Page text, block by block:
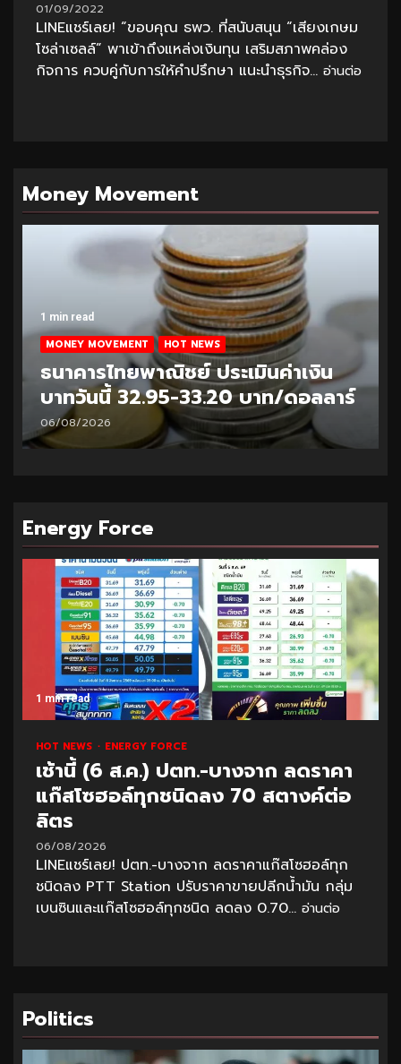
01/09/2022
LINEแชร์เลย! “ขอบคุณ ธพว. ที่สนับสนุน “เสียงเกษม
โซล่าเซลล์” พาเข้าถึงแหล่งเงินทุน เสริมสภาพคล่อง
กิจการ ควบคู่กับการให้คำปรึกษา แนะนำธุรกิจ... อ่านต่อ
Money Movement
1 min read
MONEY MOVEMENT HOT NEWS
ธนาคารไทยพาณิชย์ ประเมินค่าเงิน
บาทวันนี้ 32.95-33.20 บาท/ดอลลาร์
06/08/2026
Energy Force
1 min read
HOT NEWS ENERGY FORCE
เช้านี้ (6 ส.ค.) ปตท.-บางจาก ลดราคา
แก๊สโซฮอล์ทุกชนิดลง 70 สตางค์ต่อ
ลิตร
06/08/2026
LINEแชร์เลย! ปตท.-บางจาก ลดราคาแก๊สโซฮอล์ทุก
ชนิดลง PTT Station ปรับราคาขายปลีกน้ำมัน กลุ่ม
เบนซินและแก๊สโซฮอล์ทุกชนิด ลดลง 0.70... อ่านต่อ
Politics